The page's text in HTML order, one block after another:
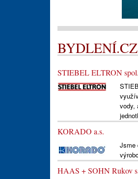
STIEBEL ELTRON
vody,
KORADO a.s.
Jsme
HAAS + SOHN Rukov